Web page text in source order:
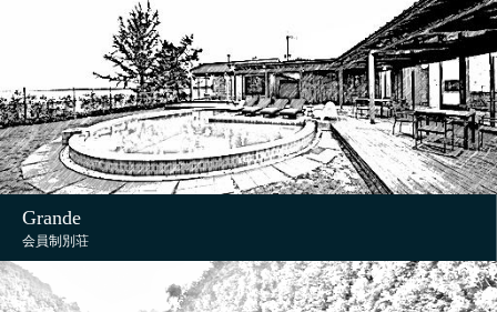
Grande
会員制別荘